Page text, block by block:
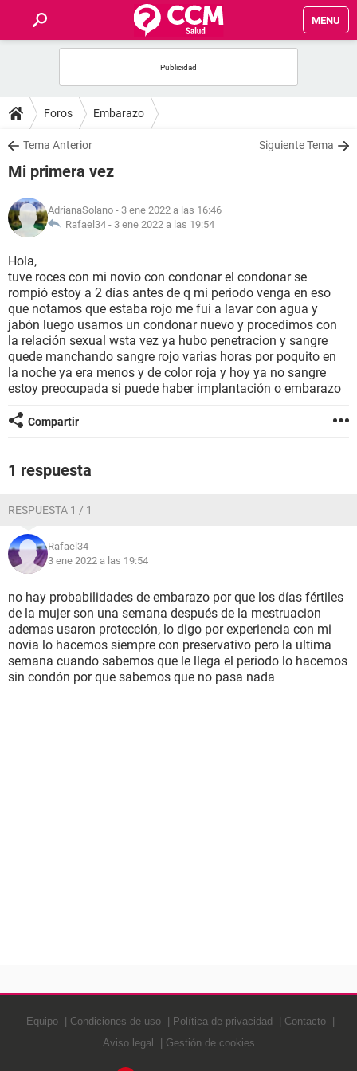
MENU
FOROS
SALUD
FAMILIA
NUTRICIÓN
BIENESTAR
SEXUALIDAD
GLOSARIO
Foros Embarazo
Tema Anterior Siguiente Tema
Mi primera vez
AdrianaSolano - 3 ene 2022 a las 16:46
Rafael34 - 3 ene 2022 a las 19:54
Hola,
tuve roces con mi novio con condonar el condonar se
rompió estoy a 2 días antes de q mi periodo venga en eso
que notamos que estaba rojo me fui a lavar con agua y
jabón luego usamos un condonar nuevo y procedimos con
la relación sexual wsta vez ya hubo penetracion y sangre
quede manchando sangre rojo varias horas por poquito en
la noche ya era menos y de color roja y hoy ya no sangre
estoy preocupada si puede haber implantación o embarazo
Compartir
1 respuesta
RESPUESTA 1 / 1
Rafael34
3 ene 2022 a las 19:54
no hay probabilidades de embarazo por que los días fértiles
de la mujer son una semana después de la mestruacion
ademas usaron protección, lo digo por experiencia con mi
novia lo hacemos siempre con preservativo pero la ultima
semana cuando sabemos que le llega el periodo lo hacemos
sin condón por que sabemos que no pasa nada
Equipo Condiciones de uso Política de privacidad
Contacto
Aviso legal
Gestión de cookies